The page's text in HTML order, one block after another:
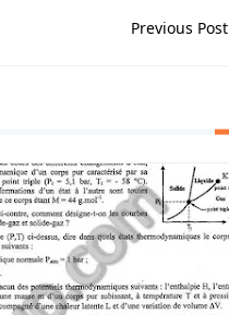
Previous Post